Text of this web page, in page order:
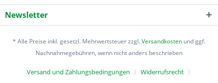
Newsletter
* Alle Preise inkl. gesetzl. Mehrwertsteuer zzgl.Versandkosten und ggf.
Nachnahmegebühren, wenn nicht anders beschrieben
Versand und Zahlungsbedingungen Widerrufsrecht